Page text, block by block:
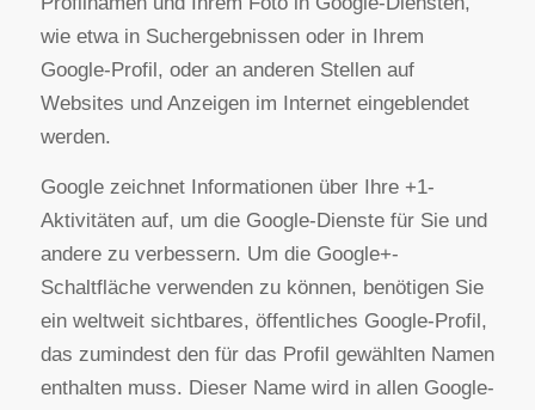
Google+-Schaltfläche erhalten Sie und andere
Nutzer personalisierte Inhalte von Google und
unseren Partnern. Google speichert sowohl die
Information, dass Sie für einen Inhalt +1 gegeben
haben, als auch Informationen über die Seite, die
Sie beim Klicken auf +1 angesehen haben. Ihre +1
können als Hinweise zusammen mit Ihrem
Profilnamen und Ihrem Foto in Google-Diensten,
wie etwa in Suchergebnissen oder in Ihrem
Google-Profil, oder an anderen Stellen auf
Websites und Anzeigen im Internet eingeblendet
werden.